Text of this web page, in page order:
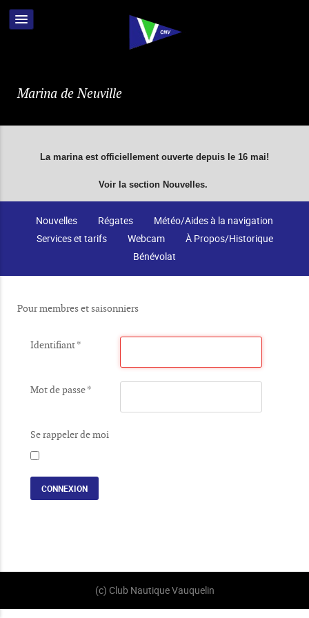
Marina de Neuville
La marina est officiellement ouverte depuis le 16 mai!
Voir la section Nouvelles.
Nouvelles Régates
Météo/Aides à la navigation
Services et tarifs
Webcam
À Propos/Historique
Bénévolat
Pour membres et saisonniers
Identifiant*
Mot de passe*
Se rappeler de moi
CONNEXION
(c) Club Nautique Vauquelin